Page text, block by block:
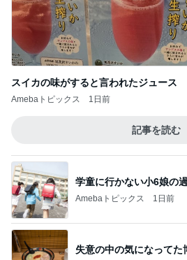
スイカの味がすると言われたジュース
Amebaトピックス 1日前
記事を読む
学童に行かない小6娘の
Amebaトピックス 1日前
失意の中の気になってた